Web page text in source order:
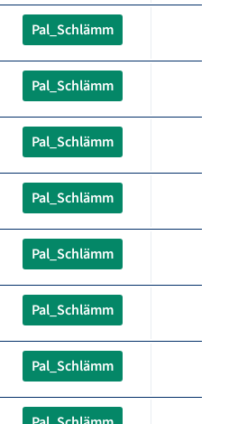
Pal_Schlämm
Pal_Schlämm
Pal_Schlämm
Pal_Schlämm
Pal_Schlämm
Pal_Schlämm
Pal_Schlämm